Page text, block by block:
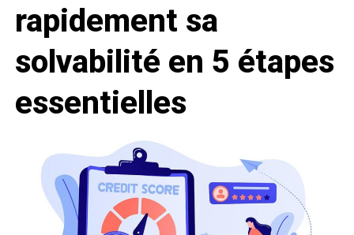
rapidement sa
solvabilité en 5 étapes
essentielles